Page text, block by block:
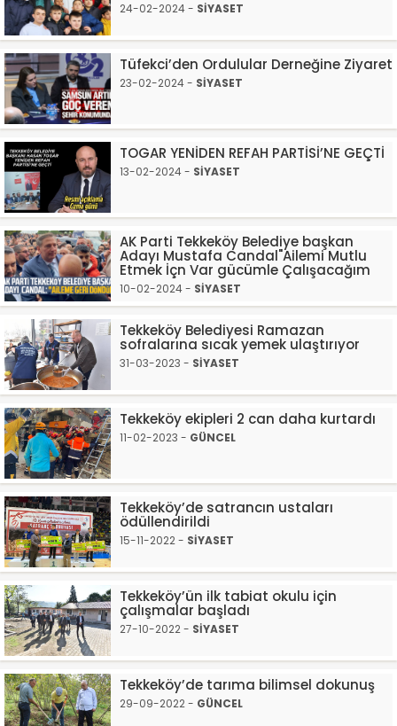
24-02-2024 - SİYASET
Tüfekci’den Ordulular Derneğine Ziyaret
23-02-2024 - SİYASET
TOGAR YENİDEN REFAH PARTİSİ’NE GEÇTİ
13-02-2024 - SİYASET
AK Parti Tekkeköy Belediye başkan
Adayı Mustafa Candal"Ailemi Mutlu
Etmek İçn Var gücümle Çalışacağım
10-02-2024 - SİYASET
Tekkeköy Belediyesi Ramazan
sofralarına sıcak yemek ulaştırıyor
31-03-2023 - SİYASET
Tekkeköy ekipleri 2 can daha kurtardı
11-02-2023 - GÜNCEL
Tekkeköy’de satrancın ustaları
ödüllendirildi
15-11-2022 - SİYASET
Tekkeköy’ün ilk tabiat okulu için
çalışmalar başladı
27-10-2022 - SİYASET
Tekkeköy’de tarıma bilimsel dokunuş
29-09-2022 - GÜNCEL